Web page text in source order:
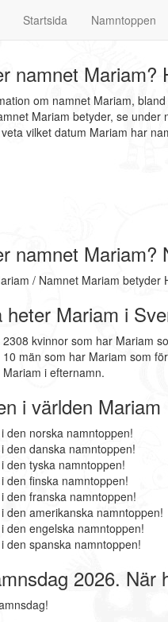
Startsida Namntoppen
namnet Mariam?
om namnet Mariam,
Mariam betyder, se
vilket datum Mariam har
namnet Mariam?
/ Namnet Mariam
heter Mariam i
kvinnor som har Mariam
män som har Mariam som
i efternamn.
i världen Mariam
den norska namntoppen!
den danska namntoppen!
den tyska namntoppen!
den finska namntoppen!
den franska namntoppen!
den amerikanska namntoppen!
den engelska namntoppen!
den spanska namntoppen!
2026. När